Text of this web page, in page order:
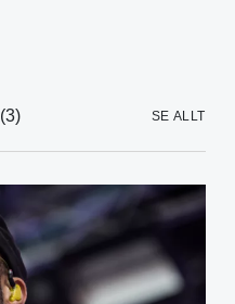
(3) SE ALLT